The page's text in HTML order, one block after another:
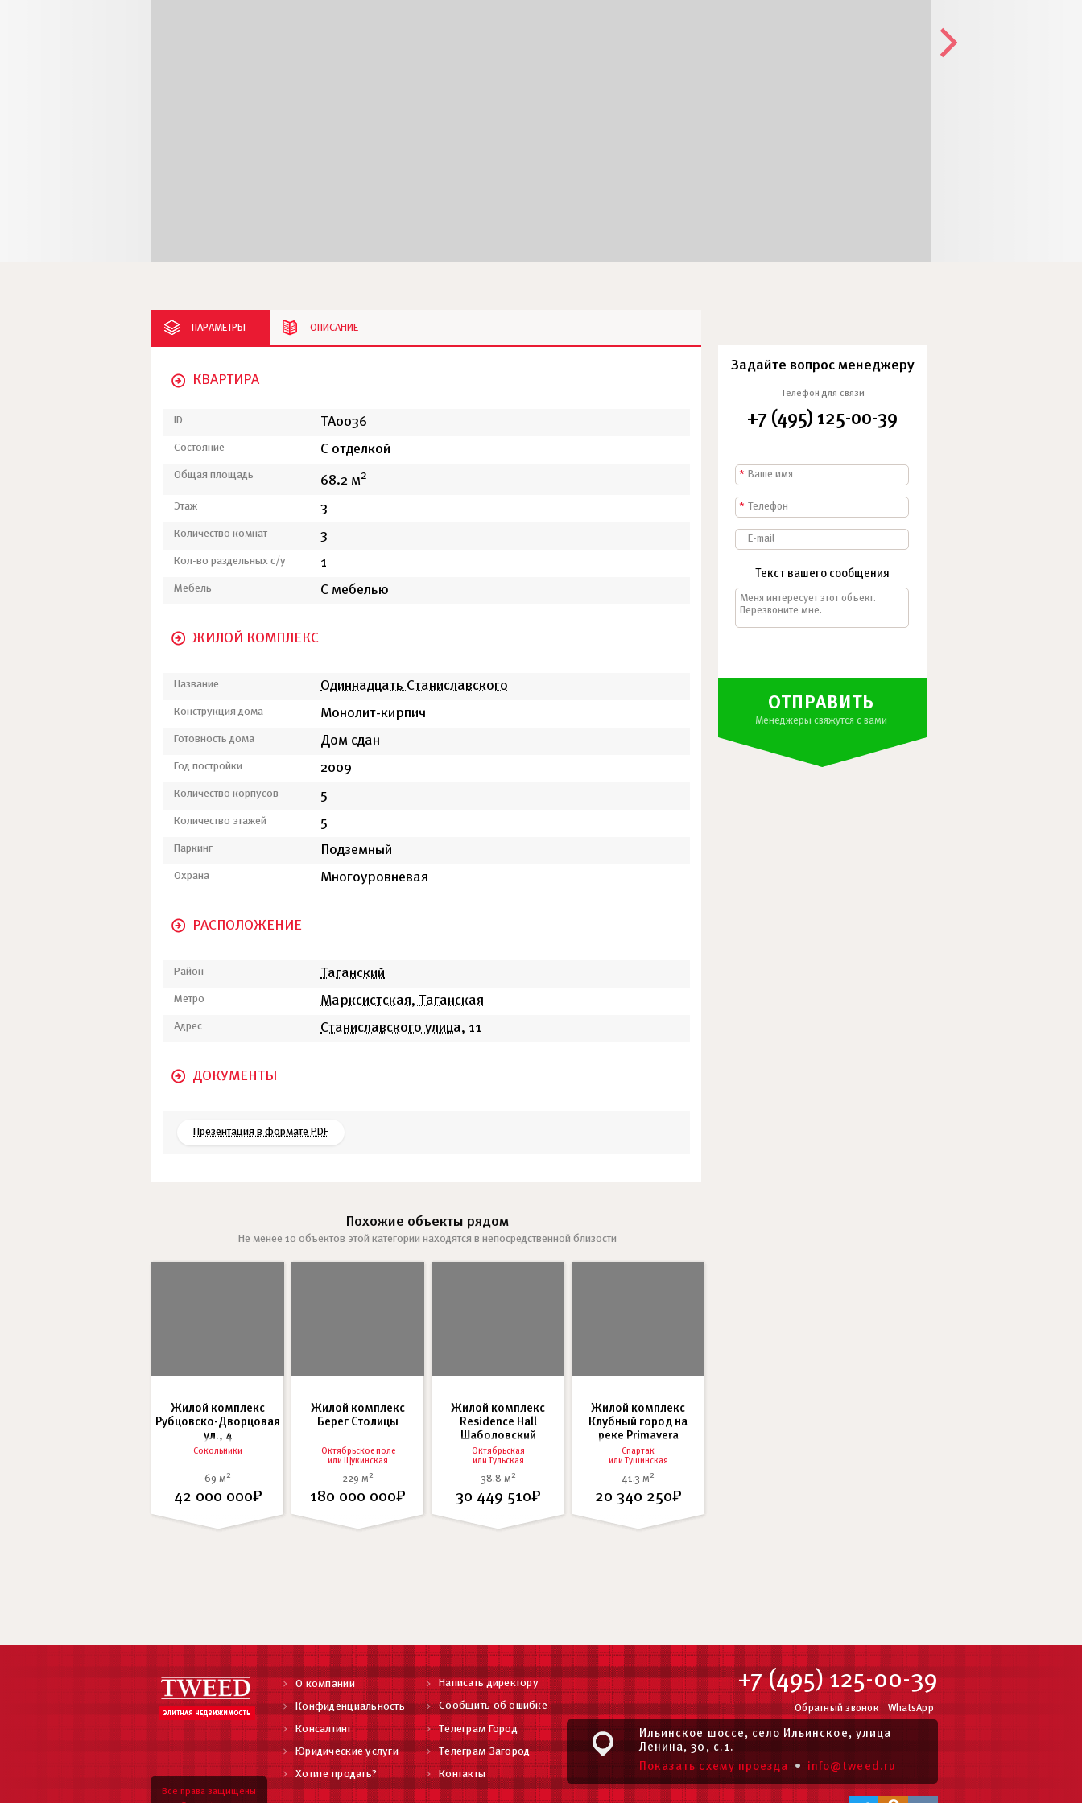
ПАРАМЕТРЫ ОПИСАНИЕ
КВАРТИРА
ID ТА0036
Состояние С отделкой
Общая площадь 68.2 м2
Этаж 3
Количество комнат 3
Кол-во раздельных с/у 1
Мебель С мебелью
ЖИЛОЙ КОМПЛЕКС
Название Одиннадцать Станиславского
Конструкция дома Монолит-кирпич
Готовность дома Дом сдан
Год постройки 2009
Количество корпусов 5
Количество этажей 5
Паркинг Подземный
Охрана Многоуровневая
РАСПОЛОЖЕНИЕ
Район Таганский
Метро Марксистская, Таганская
Адрес Станиславского улица, 11
ДОКУМЕНТЫ
Презентация в формате PDF
Задайте вопрос менеджеру
Телефон для связи
+7 (495) 125-00-39
*
*
Текст вашего сообщения
ОТПРАВИТЬ
Менеджеры свяжутся с вами
Похожие объекты рядом
Не менее 10 объектов этой категории находятся в непосредственной близости
Жилой комплекс
Рубцовско-Дворцовая
ул., 4
Сокольники
69 м 2
42 000 000₽
Жилой комплекс
Берег Столицы
Октябрьское поле
или
Щукинская
229 м 2
180 000 000₽
Жилой комплекс
Residence Hall
Шаболовский
Октябрьская
или
Тульская
38.8 м 2
30 449 510₽
Жилой комплекс
Клубный город на
реке Primavera
Спартак
или
Тушинская
41.3 м 2
20 340 250₽
Все права защищены
О компании
Конфиденциальность
Консалтинг
Юридические услуги
Хотите продать?
Написать директору
Сообщить об ошибке
Телеграм Город
Телеграм Загород
Контакты
+7 (495) 125-00-39
Обратный звонок WhatsApp
Ильинское шоссе, село Ильинское, улица
Ленина, 30, с.1.
Показать схему проезда
• info@tweed.ru